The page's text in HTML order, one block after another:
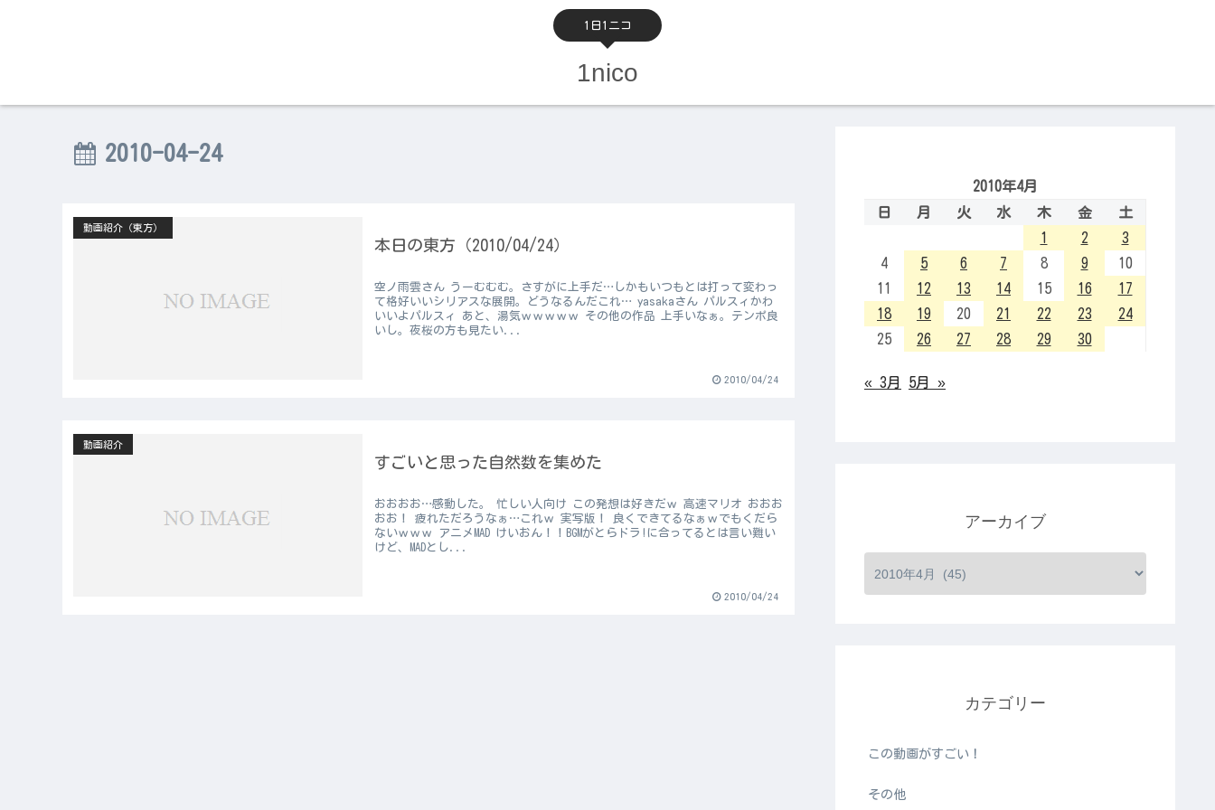
1日1ニコ
1nico
2010-04-24
動画紹介（東方）
本日の東方（2010/04/24）
空ノ雨雲さん うーむむむ。さすがに上手だ…しかもいつもとは打って変わっ
て格好いいシリアスな展開。どうなるんだこれ… yasakaさん パルスィかわ
いいよパルスィ あと、湯気ｗｗｗｗｗ その他の作品 上手いなぁ。テンポ良
いし。夜桜の方も見たい...
2010/04/24
動画紹介
すごいと思った自然数を集めた
おおおお…感動した。 忙しい人向け この発想は好きだｗ 高速マリオ おおお
おお！ 疲れただろうなぁ…これｗ 実写版！ 良くできてるなぁｗでもくだら
ないｗｗｗ アニメMAD けいおん！！BGMがとらドラ!に合ってるとは言い難い
けど、MADとし...
2010/04/24
2010年4月
日
月 火 水 木 金
土
1
2
3
4
5 6 7 8 9
10
11
12 13 14 15 16
17
18
19 20 21 22 23
24
25
26 27 28 29 30
« 3月 5月 »
アーカイブ
カテゴリー
この動画がすごい！
その他